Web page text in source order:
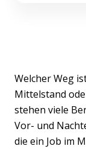
Welcher Weg
Mittelstand
stehen viele
Vor- und
die ein Job im